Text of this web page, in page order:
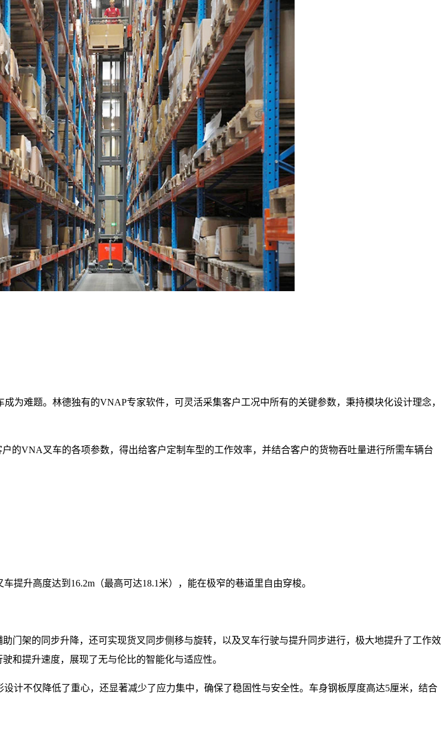
为难题。林德独有的VNAP专家软件，可灵活采集客户工况中所有的关键参数，秉持模块化设计理念，
的VNA叉车的各项参数，得出给客户定制车型的工作效率，并结合客户的货物吞吐量进行所需车辆台
升高度达到16.2m（最高可达18.1米），能在极窄的巷道里自由穿梭。
门架的同步升降，还可实现货叉同步侧移与旋转，以及叉车行驶与提升同步进行，极大地提升了工作效
和提升速度，展现了无与伦比的智能化与适应性。
计不仅降低了重心，还显著减少了应力集中，确保了稳固性与安全性。车身钢板厚度高达5厘米，结合